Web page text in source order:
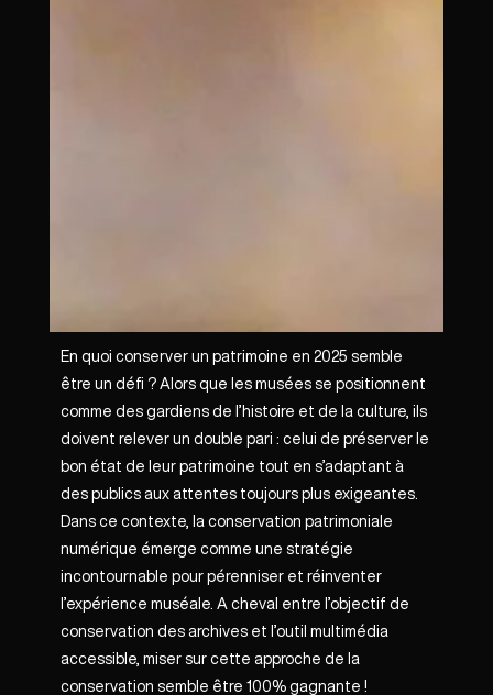
En quoi conserver un patrimoine en 2025 semble
être un défi ? Alors que les musées se positionnent
comme des gardiens de l’histoire et de la culture, ils
doivent relever un double pari : celui de préserver le
bon état de leur patrimoine tout en s’adaptant à
des publics aux attentes toujours plus exigeantes.
Dans ce contexte, la conservation patrimoniale
numérique émerge comme une stratégie
incontournable pour pérenniser et réinventer
l’expérience muséale. A cheval entre l’objectif de
conservation des archives et l’outil multimédia
accessible, miser sur cette approche de la
conservation semble être 100% gagnante !